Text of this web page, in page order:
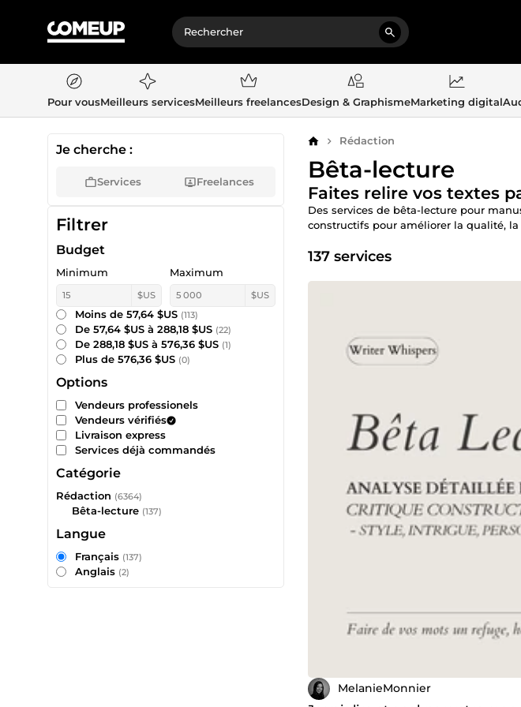
Pour vousMeilleurs servicesMeilleurs freelancesDesign & GraphismeMarketing digital
AccueilRédaction
Bêta-lecture
Faites relire vos textes
Des services de bêta-lecture pour
constructifs pour améliorer la qualité, la
137 services
MelanieMonnier
Je cherche :
Services Freelances
Filtrer
Budget
Minimum
$US
Maximum
$US
Moins de 57,64 $US (113)
De 57,64 $US à 288,18 $US (22)
De 288,18 $US à 576,36 $US (1)
Plus de 576,36 $US (0)
Options
Vendeurs professionels
Vendeurs vérifiés
Livraison express
Services déjà commandés
Catégorie
Rédaction (6364)
Bêta-lecture (137)
Langue
Français (137)
Anglais (2)